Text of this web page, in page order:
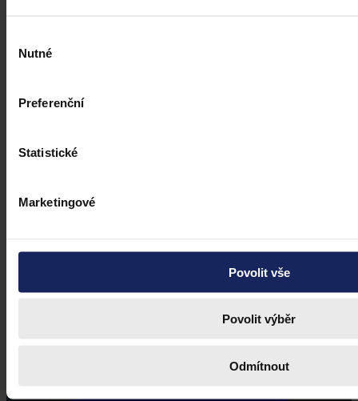
souhlasu
Nutné
Preferenční
Statistické
Marketingové
Povolit vše
Povolit výběr
Odmítnout